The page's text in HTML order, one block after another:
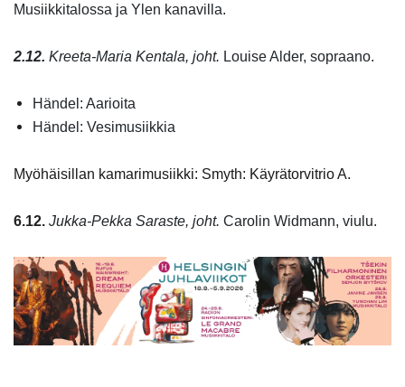
Musiikkitalossa ja Ylen kanavilla.
2.12. Kreeta-Maria Kentala, joht. Louise Alder, sopraano.
Händel: Aarioita
Händel: Vesimusiikkia
Myöhäisillan kamarimusiikki: Smyth: Käyrätorvitrio A.
6.12. Jukka-Pekka Saraste, joht. Carolin Widmann, viulu.